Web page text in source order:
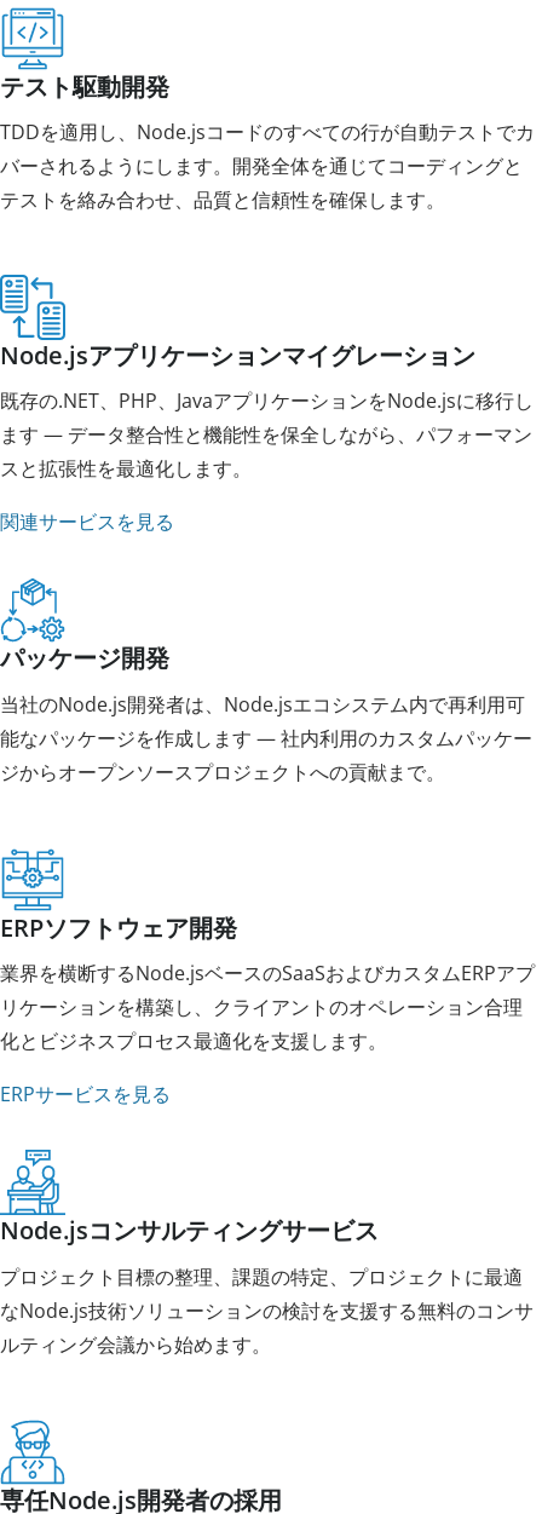
テスト駆動開発
TDDを適用し、Node.jsコードのすべての行が自動テストでカ
バーされるようにします。開発全体を通じてコーディングと
テストを絡み合わせ、品質と信頼性を確保します。
Node.jsアプリケーションマイグレーション
既存の.NET、PHP、JavaアプリケーションをNode.jsに移行し
ます — データ整合性と機能性を保全しながら、パフォーマン
スと拡張性を最適化します。
関連サービスを見る
パッケージ開発
当社のNode.js開発者は、Node.jsエコシステム内で再利用可
能なパッケージを作成します — 社内利用のカスタムパッケー
ジからオープンソースプロジェクトへの貢献まで。
ERPソフトウェア開発
業界を横断するNode.jsベースのSaaSおよびカスタムERPアプ
リケーションを構築し、クライアントのオペレーション合理
化とビジネスプロセス最適化を支援します。
ERPサービスを見る
Node.jsコンサルティングサービス
プロジェクト目標の整理、課題の特定、プロジェクトに最適
なNode.js技術ソリューションの検討を支援する無料のコンサ
ルティング会議から始めます。
専任Node.js開発者の採用